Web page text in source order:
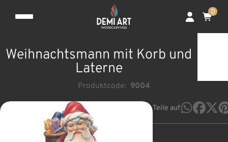
0
Weihnachtsmann mit Korb und
Laterne
Produktcode: 9004
Teile auf